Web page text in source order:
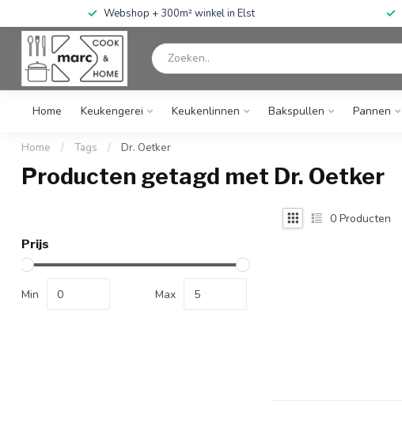
Webshop + 300m² winkel in Elst
Home Keukengerei Keukenlinnen Bakspullen Pannen
Home / Tags / Dr. Oetker
Producten getagd met Dr. Oetker
Prijs
Min Max
0 Producten